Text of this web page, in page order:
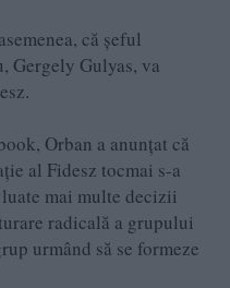
că șeful
Gergely Gulyas, va
Orban a anunțat că
al Fidesz tocmai s-a
mai multe decizii
radicală a grupului
urmând să se formeze